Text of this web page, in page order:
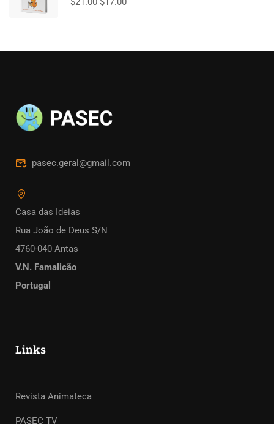
pasec.geral@gmail.com
Casa das Ideias
Rua João de Deus S/N
4760-040 Antas
V.N. Famalicão
Portugal
Links
Revista Animateca
PASEC TV